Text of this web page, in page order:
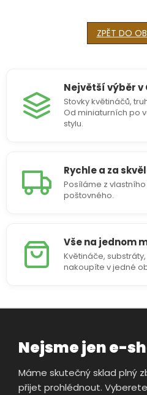
ZPĚT DO
Největší výběr v
Stovky květináčů,
Od miniaturních po
stylu.
Rychle a za
Posíláme z vlastního
poštovného.
Vše na jednom
Květináče,
nakoupíte v jedné
Nejsme jen e-
Máme skutečný sklad plný
přijet prohlédnout.